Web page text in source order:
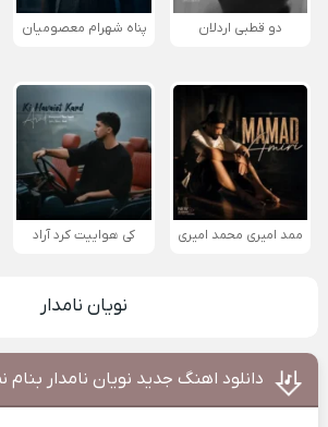
دو قطبی اردلان پناه شهرام معصومیان
ممد امیری محمد امیری کی هواییت کرد آراد
نویان نامدار
دانلود اهنگ جدید نویان نامدار بنام